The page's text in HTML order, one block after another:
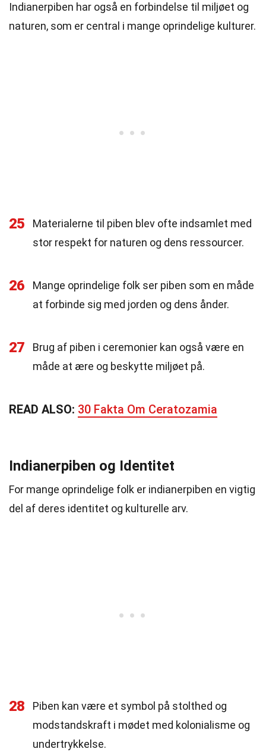
Indianerpiben har også en forbindelse til miljøet og
naturen, som er central i mange oprindelige kulturer.
25
Materialerne til piben blev ofte indsamlet med
stor respekt for naturen og dens ressourcer.
26
Mange oprindelige folk ser piben som en måde
at forbinde sig med jorden og dens ånder.
27
Brug af piben i ceremonier kan også være en
måde at ære og beskytte miljøet på.
READ ALSO: 30 Fakta Om Ceratozamia
Indianerpiben og Identitet
For mange oprindelige folk er indianerpiben en vigtig
del af deres identitet og kulturelle arv.
28
Piben kan være et symbol på stolthed og
modstandskraft i mødet med kolonialisme og
undertrykkelse.